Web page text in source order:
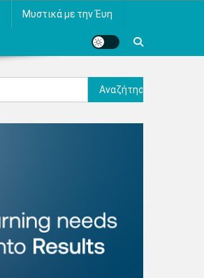
Μυστικά με την Έυη
Αναζήτηση
για: